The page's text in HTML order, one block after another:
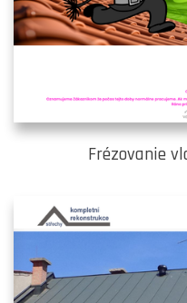
Frézovanie